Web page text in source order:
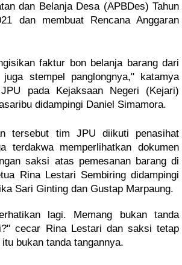
dan Belanja Desa (APBDes) Tahun
dan membuat Rencana Anggaran
faktur bon belanja barang dari
stempel panglongnya," katamya
pada Kejaksaan Negeri (Kejari)
didampingi Daniel Simamora.
tersebut tim JPU diikuti penasihat
terdakwa memperlihatkan dokumen
saksi atas pemesanan barang di
Rina Lestari Sembiring didampingi
Sari Ginting dan Gustap Marpaung.
lagi. Memang bukan tanda
cecar Rina Lestari dan saksi tetap
bukan tanda tangannya.